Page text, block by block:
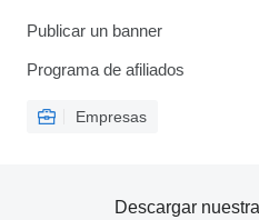
Publicar un banner
Programa de afiliados
Empresas
Descargar